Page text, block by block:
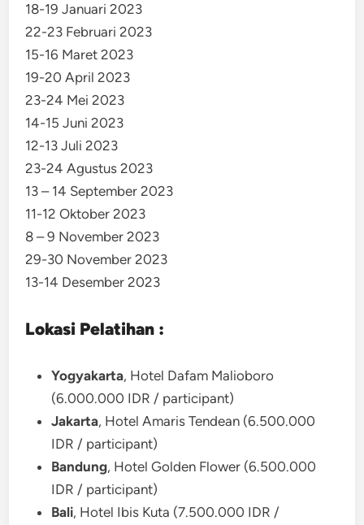
18-19 Januari 2023
22-23 Februari 2023
15-16 Maret 2023
19-20 April 2023
23-24 Mei 2023
14-15 Juni 2023
12-13 Juli 2023
23-24 Agustus 2023
13 – 14 September 2023
11-12 Oktober 2023
8 – 9 November 2023
29-30 November 2023
13-14 Desember 2023
Lokasi Pelatihan :
Yogyakarta, Hotel Dafam Malioboro
(6.000.000 IDR / participant)
Jakarta, Hotel Amaris Tendean (6.500.000
IDR / participant)
Bandung, Hotel Golden Flower (6.500.000
IDR / participant)
Bali, Hotel Ibis Kuta (7.500.000 IDR /